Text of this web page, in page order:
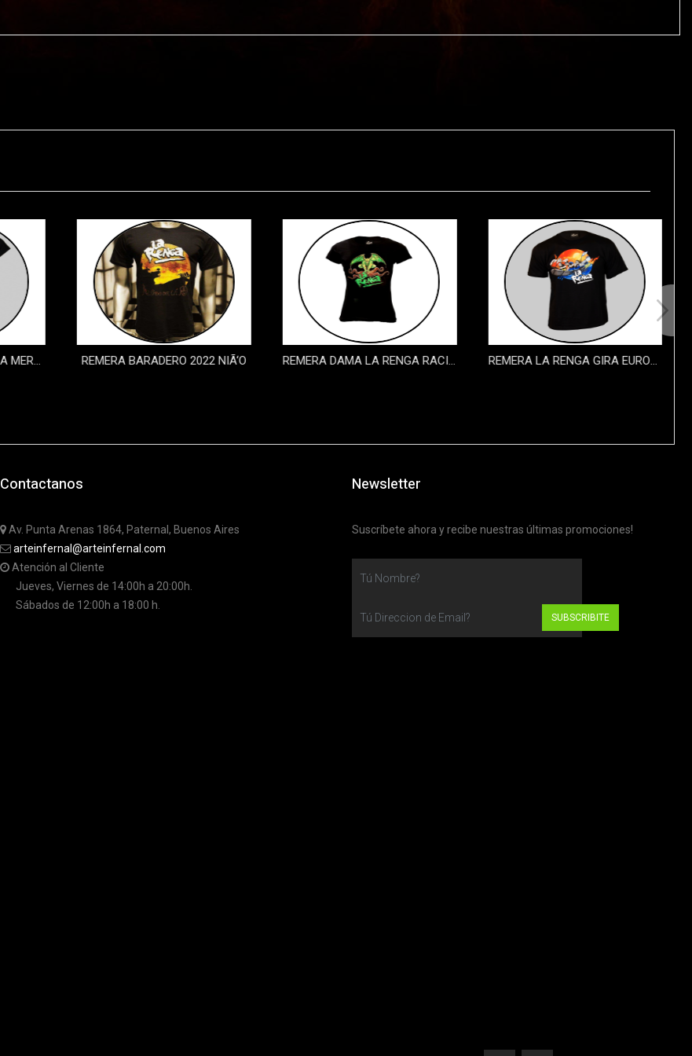
REMERA BARADERO 2022 NIÃ‘O
Contactanos
Av. Punta Arenas 1864, Paternal, Buenos Aires
arteinfernal@arteinfernal.com
Atención al Cliente
Jueves, Viernes de 14:00h a 20:00h.
Sábados de 12:00h a 18:00 h.
Newsletter
Suscríbete ahora y recibe nuestras últimas promociones!
SUBSCRIBITE